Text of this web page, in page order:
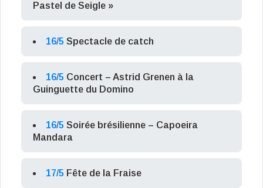
Pastel de Seigle »
16/5 Spectacle de catch
16/5 Concert – Astrid Grenen à la
Guinguette du Domino
16/5 Soirée brésilienne – Capoeira
Mandara
17/5 Fête de la Fraise